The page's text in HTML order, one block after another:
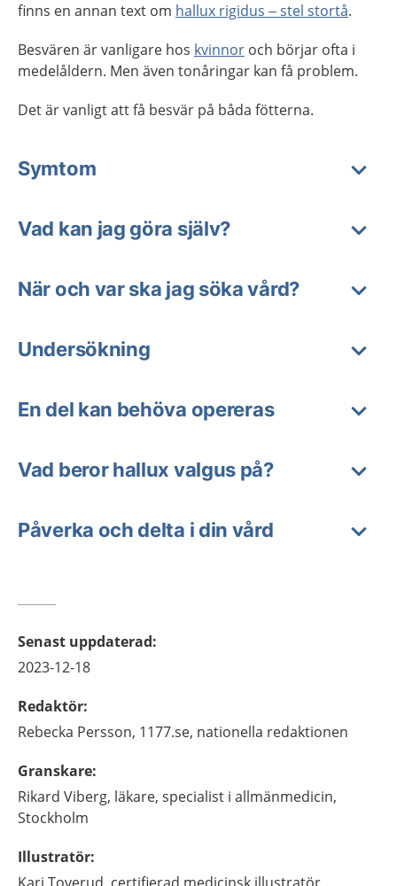
finns en annan text om hallux rigidus – stel stortå.
Besvären är vanligare hos kvinnor och börjar ofta i
medelåldern. Men även tonåringar kan få problem.
Det är vanligt att få besvär på båda fötterna.
Symtom
Vad kan jag göra själv?
När och var ska jag söka vård?
Undersökning
En del kan behöva opereras
Vad beror hallux valgus på?
Påverka och delta i din vård
Senast uppdaterad:
2023-12-18
Redaktör:
Rebecka Persson, 1177.se, nationella redaktionen
Granskare:
Rikard Viberg, läkare, specialist i allmänmedicin,
Stockholm
Illustratör: